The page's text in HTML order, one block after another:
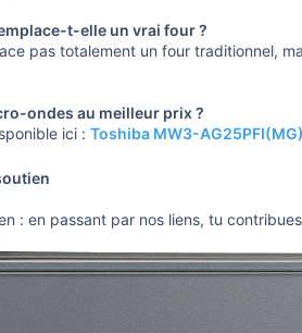
t-elle un vrai four ?
pas totalement un four traditionnel,
ondes au meilleur prix ?
ici : Toshiba MW3-
: en passant par nos liens, tu